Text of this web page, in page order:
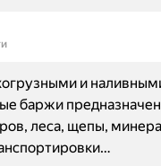
и
баржи
леса, щепы,